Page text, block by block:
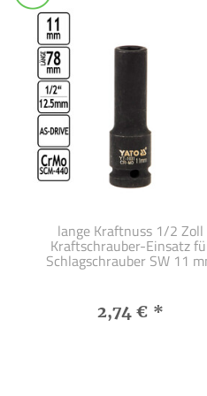
lange Kraftnuss 1/2 Zoll
Kraftschrauber-Einsatz
Schlagschrauber SW 11
2,74 € *